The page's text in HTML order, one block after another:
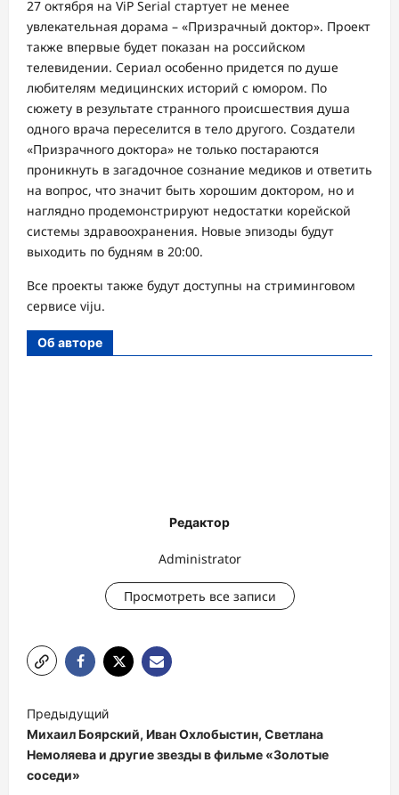
27 октября на ViP Serial стартует не менее
увлекательная дорама – «Призрачный доктор». Проект
также впервые будет показан на российском
телевидении. Сериал особенно придется по душе
любителям медицинских историй с юмором. По
сюжету в результате странного происшествия душа
одного врача переселится в тело другого. Создатели
«Призрачного доктора» не только постараются
проникнуть в загадочное сознание медиков и ответить
на вопрос, что значит быть хорошим доктором, но и
наглядно продемонстрируют недостатки корейской
системы здравоохранения. Новые эпизоды будут
выходить по будням в 20:00.
Все проекты также будут доступны на стриминговом
сервисе viju.
Об авторе
Редактор
Administrator
Просмотреть все записи
а
в
и
Предыдущий
Михаил Боярский, Иван Охлобыстин, Светлана
Немоляева и другие звезды в фильме «Золотые
соседи»